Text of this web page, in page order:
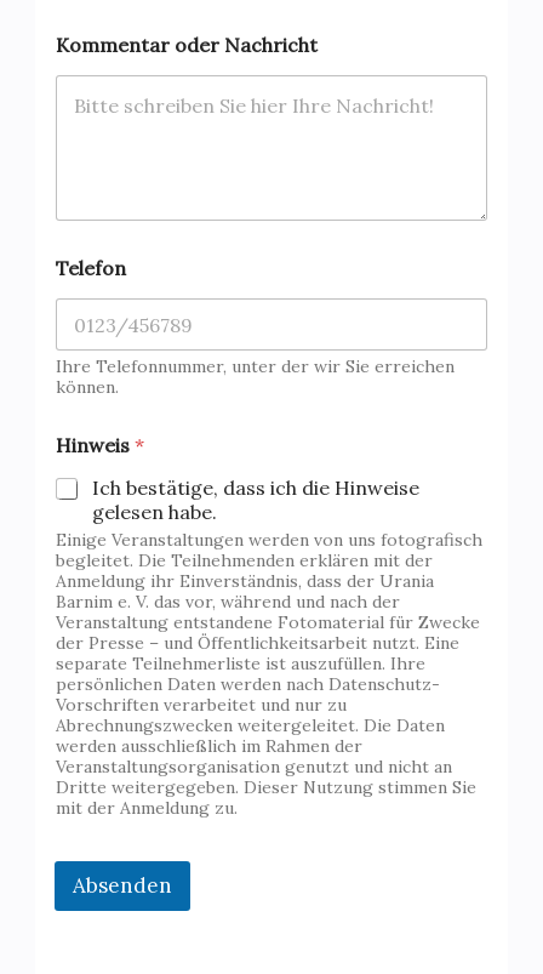
Kommentar oder Nachricht
Telefon
Ihre Telefonnummer, unter der wir Sie erreichen
können.
a
r
t
l
i
s
t
e
*
N
a
c
h
n
a
m
Hinweis *
Ich bestätige, dass ich die Hinweise
gelesen habe.
Einige Veranstaltungen werden von uns fotografisch
begleitet. Die Teilnehmenden erklären mit der
Anmeldung ihr Einverständnis, dass der Urania
Barnim e. V. das vor, während und nach der
Veranstaltung entstandene Fotomaterial für Zwecke
der Presse – und Öffentlichkeitsarbeit nutzt. Eine
separate Teilnehmerliste ist auszufüllen. Ihre
persönlichen Daten werden nach Datenschutz-
Vorschriften verarbeitet und nur zu
Abrechnungszwecken weitergeleitet. Die Daten
werden ausschließlich im Rahmen der
Veranstaltungsorganisation genutzt und nicht an
Dritte weitergegeben. Dieser Nutzung stimmen Sie
mit der Anmeldung zu.
Absenden